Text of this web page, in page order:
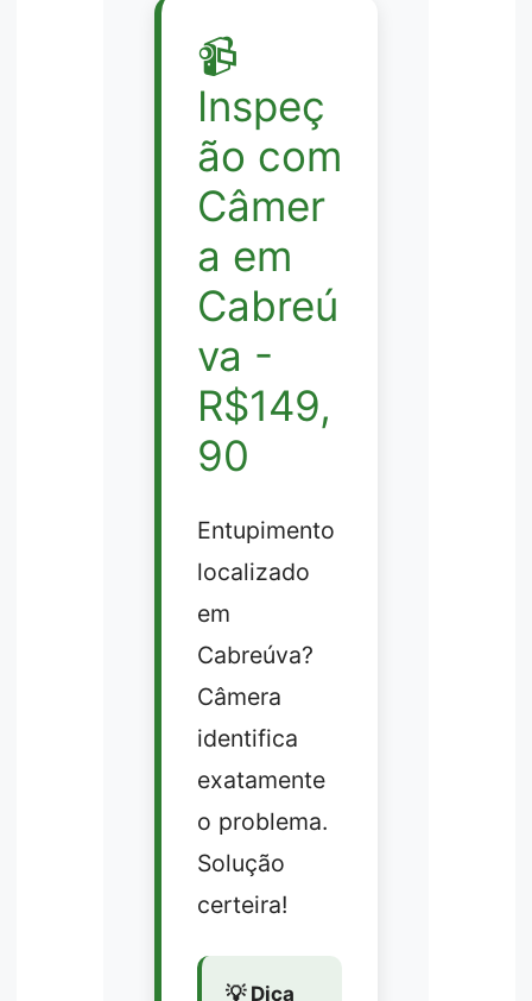
📹
Inspeç
ão com
Câmer
a em
Cabreú
va -
R$149,
90
Entupimento
localizado
em
Cabreúva?
Câmera
identifica
exatamente
o problema.
Solução
certeira!
💡 Dica